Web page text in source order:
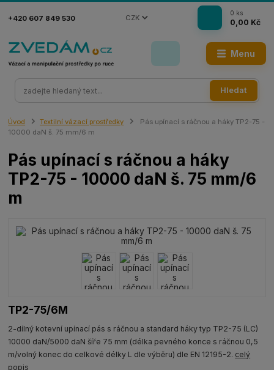
Menu
CZK
Hledat
+420 607 849 530
0 ks
0,00 Kč
Úvod Textilní vázací prostředky
Pás upínací s ráčnou a háky TP2-75 -
10000 daN š. 75 mm/6 m
Pás upínací s ráčnou a háky
TP2-75 - 10000 daN š. 75 mm/6
m
TP2-75/6M
2-dílný kotevní upínací pás s ráčnou a standard háky typ TP2-75 (LC)
10000 daN/5000 daN šíře 75 mm (délka pevného konce s ráčnou 0,5
m/volný konec do celkové délky L dle výběru) dle EN 12195-2. celý
popis